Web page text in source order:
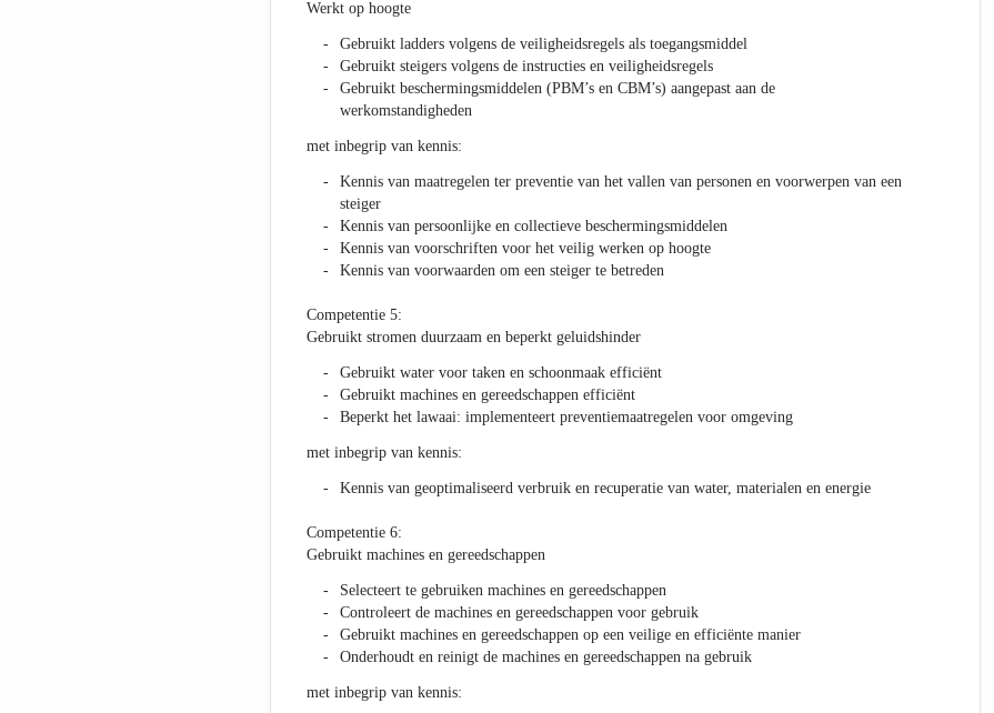
Werkt op hoogte
Gebruikt ladders volgens de veiligheidsregels als toegangsmiddel
Gebruikt steigers volgens de instructies en veiligheidsregels
Gebruikt beschermingsmiddelen (PBM’s en CBM’s) aangepast aan de
werkomstandigheden
met inbegrip van kennis:
Kennis van maatregelen ter preventie van het vallen van personen en voorwerpen van een
steiger
Kennis van persoonlijke en collectieve beschermingsmiddelen
Kennis van voorschriften voor het veilig werken op hoogte
Kennis van voorwaarden om een steiger te betreden
Competentie 5:
Gebruikt stromen duurzaam en beperkt geluidshinder
Gebruikt water voor taken en schoonmaak efficiënt
Gebruikt machines en gereedschappen efficiënt
Beperkt het lawaai: implementeert preventiemaatregelen voor omgeving
met inbegrip van kennis:
Kennis van geoptimaliseerd verbruik en recuperatie van water, materialen en energie
Competentie 6:
Gebruikt machines en gereedschappen
Selecteert te gebruiken machines en gereedschappen
Controleert de machines en gereedschappen voor gebruik
Gebruikt machines en gereedschappen op een veilige en efficiënte manier
Onderhoudt en reinigt de machines en gereedschappen na gebruik
met inbegrip van kennis: